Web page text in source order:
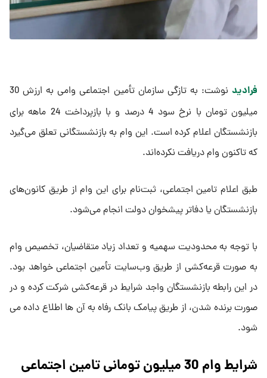
فرادید
نوشت: به تازگی سازمان تأمین اجتماعی وامی به ارزش 30
میلیون تومان با نرخ سود 4 درصد و با بازپرداخت 24 ماهه برای
بازنشستگان اعلام کرده است. این وام به بازنشستگانی تعلق می‌گیرد
که تاکنون وام دریافت نکرده‌اند.
طبق اعلام تامین اجتماعی، ثبت‌نام برای این وام از طریق کانون‌های
بازنشستگان یا دفاتر پیشخوان دولت انجام می‌شود.
با توجه به محدودیت سهمیه و تعداد زیاد متقاضیان، تخصیص وام
به صورت قرعه‌کشی از طریق وب‌سایت تأمین اجتماعی خواهد بود.
در این رابطه بازنشستگان واجد شرایط در قرعه‌کشی شرکت کرده و در
صورت برنده شدن، از طریق پیامک بانک رفاه به آن ها اطلاع داده می
شود.
شرایط وام 30 میلیون تومانی تامین اجتماعی